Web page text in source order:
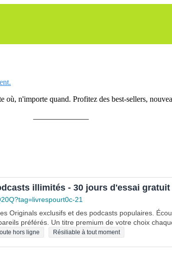
n'importe quand. Profitez des best-sellers,
illimités - 30 jours d'essai gratuit
21
Originals exclusifs et des podcasts populaires.
préférés. Un titre premium de votre choix
hors ligne Résiliable à tout moment